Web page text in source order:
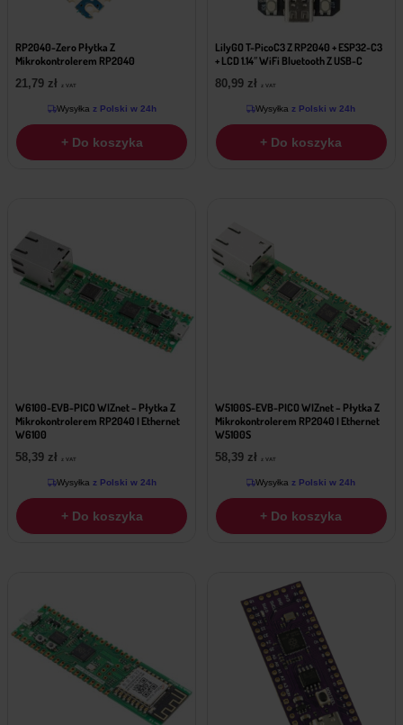
RP2040-Zero Płytka Z
Mikrokontrolerem RP2040
21,79 zł z VAT
Wysyłka z Polski w 24h
+ Do koszyka
LilyGO T-PicoC3 Z RP2040 + ESP32-C3
+ LCD 1.14″ WiFi Bluetooth Z USB-C
80,99 zł z VAT
Wysyłka z Polski w 24h
+ Do koszyka
W6100-EVB-PICO WIZnet – Płytka Z
Mikrokontrolerem RP2040 I Ethernet
W6100
58,39 zł z VAT
Wysyłka z Polski w 24h
+ Do koszyka
W5100S-EVB-PICO WIZnet – Płytka Z
Mikrokontrolerem RP2040 I Ethernet
W5100S
58,39 zł z VAT
Wysyłka z Polski w 24h
+ Do koszyka